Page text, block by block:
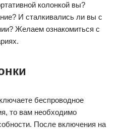
колонкой вы?
И сталкивались ли вы с
Желаем ознакомиться с
беспроводное
то вам необходимо
После включения на